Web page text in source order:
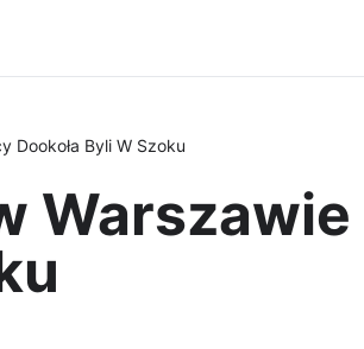
Dookoła Byli W Szoku